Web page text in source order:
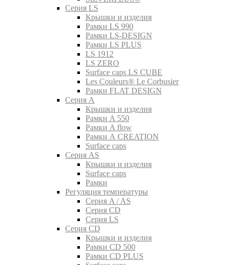
Серия LS
Крышки и изделия
Рамки LS 990
Рамки LS-DESIGN
Рамки LS PLUS
LS 1912
LS ZERO
Surface caps LS CUBE
Les Couleurs® Le Corbusier
Рамки FLAT DESIGN
Серия A
Крышки и изделия
Рамки A 550
Рамки A flow
Рамки A CREATION
Surface caps
Серия AS
Крышки и изделия
Surface caps
Рамки
Регуляция температуры
Серия A / AS
Серия CD
Серия LS
Серия CD
Крышки и изделия
Рамки CD 500
Рамки CD PLUS